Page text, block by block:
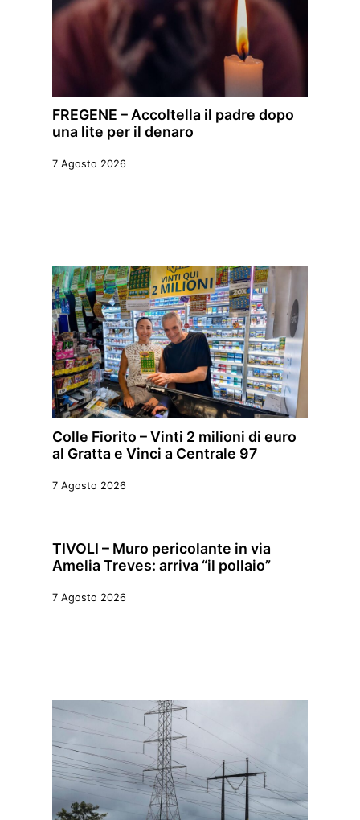
FREGENE – Accoltella il padre dopo
una lite per il denaro
7 Agosto 2026
Colle Fiorito – Vinti 2 milioni di euro
al Gratta e Vinci a Centrale 97
7 Agosto 2026
TIVOLI – Muro pericolante in via
Amelia Treves: arriva “il pollaio”
7 Agosto 2026